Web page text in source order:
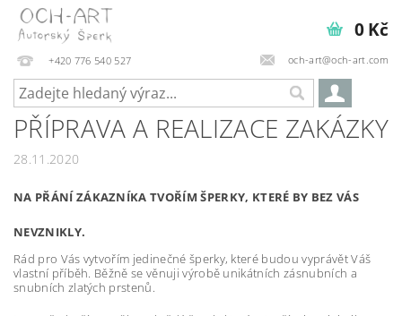
+420 776 540 527 och-art@och-art.com
0 Kč
PŘÍPRAVA A REALIZACE ZAKÁZKY
28.11.2020
NA PŘÁNÍ ZÁKAZNÍKA TVOŘÍM ŠPERKY, KTERÉ BY BEZ VÁS
NEVZNIKLY.
Rád pro Vás vytvořím jedinečné šperky, které budou vyprávět Váš
vlastní příběh. Běžně se věnuji výrobě unikátních zásnubních a
snubních zlatých prstenů.